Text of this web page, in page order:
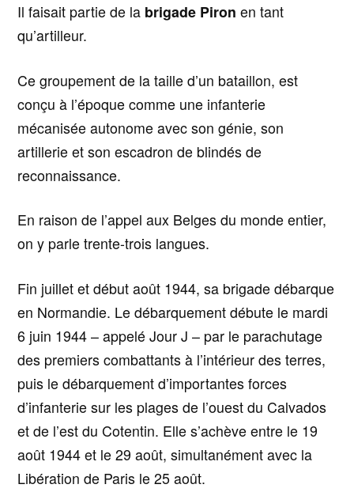
Il faisait partie de la brigade Piron en tant
qu’artilleur.
Ce groupement de la taille d’un bataillon, est
conçu à l’époque comme une infanterie
mécanisée autonome avec son génie, son
artillerie et son escadron de blindés de
reconnaissance.
En raison de l’appel aux Belges du monde entier,
on y parle trente-trois langues.
Fin juillet et début août 1944, sa brigade débarque
en Normandie. Le débarquement débute le mardi
6 juin 1944 – appelé Jour J – par le parachutage
des premiers combattants à l’intérieur des terres,
puis le débarquement d’importantes forces
d’infanterie sur les plages de l’ouest du Calvados
et de l’est du Cotentin. Elle s’achève entre le 19
août 1944 et le 29 août, simultanément avec la
Libération de Paris le 25 août.